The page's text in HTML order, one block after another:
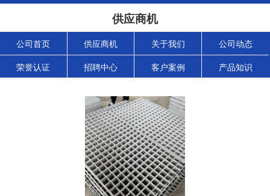
供应商机
公司首页 供应商机 关于我们 公司动态
荣誉认证 招聘中心 客户案例 产品知识